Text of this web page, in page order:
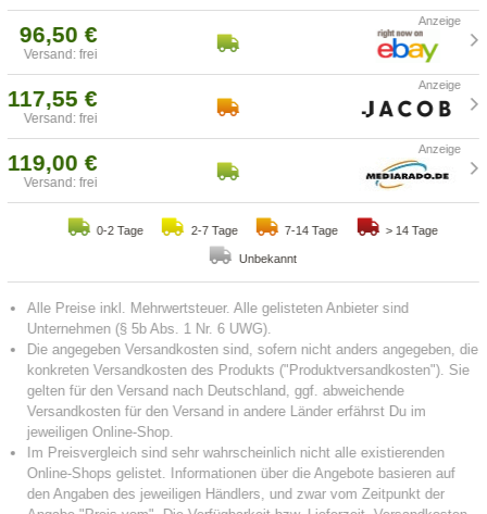
96,50 €
Versand: frei
117,55 €
Versand: frei
119,00 €
Versand: frei
0-2 Tage 2-7 Tage 7-14 Tage > 14 Tage
Unbekannt